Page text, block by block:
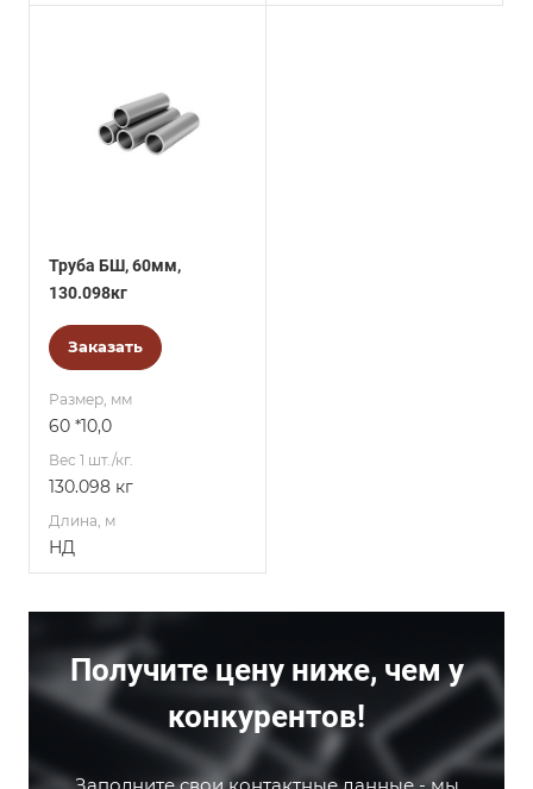
Труба БШ, 60мм,
130.098кг
Заказать
Размер, мм
60 *10,0
Вес 1 шт./кг.
130.098 кг
Длина, м
НД
Получите цену ниже, чем у
конкурентов!